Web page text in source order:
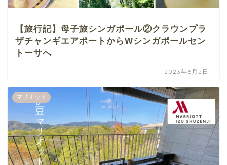
【旅行記】母子旅シンガポール②クラウンプラ
ザチャンギエアポートからWシンガポールセン
トーサへ
2023年6月2日
マリオット